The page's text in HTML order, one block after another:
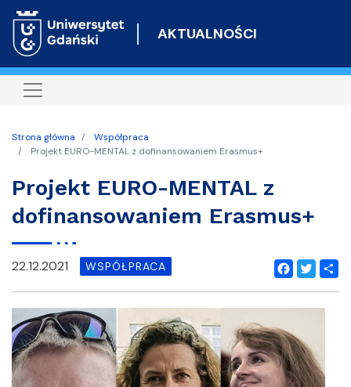
do
AKTUALNOŚCI
Strona główna
Współpraca
Projekt EURO-MENTAL z dofinansowaniem Erasmus+
Projekt EURO-MENTAL z
dofinansowaniem Erasmus+
Facebook
Twitter
22.12.2021 WSPÓŁPRACA